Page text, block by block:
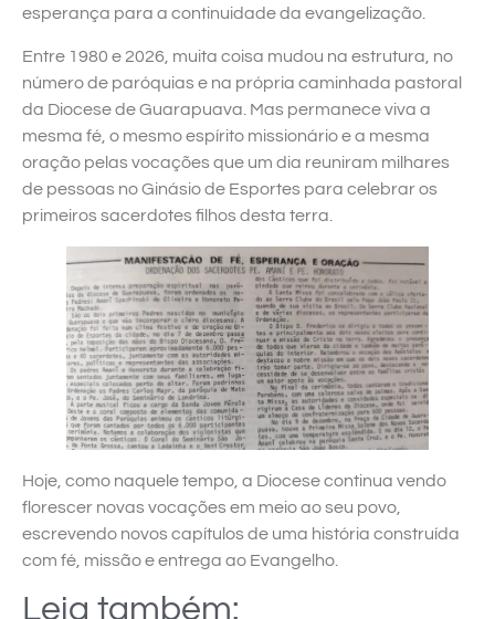
esperança para a continuidade da evangelização.
Entre 1980 e 2026, muita coisa mudou na estrutura, no
número de paróquias e na própria caminhada pastoral
da Diocese de Guarapuava. Mas permanece viva a
mesma fé, o mesmo espírito missionário e a mesma
oração pelas vocações que um dia reuniram milhares
de pessoas no Ginásio de Esportes para celebrar os
primeiros sacerdotes filhos desta terra.
Hoje, como naquele tempo, a Diocese continua vendo
florescer novas vocações em meio ao seu povo,
escrevendo novos capítulos de uma história construída
com fé, missão e entrega ao Evangelho.
Leia também: